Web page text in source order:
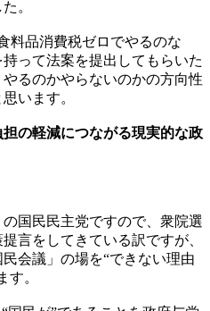
。
料品消費税ゼロでやるのな
って法案を提出してもらいた
るのかやらないのかの方向性
います。
の軽減につながる現実的な政
の国民民主党ですので、衆院選
言をしてきている訳ですが、
会議」の場を“できない理由
す。